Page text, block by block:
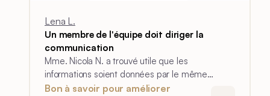
Lena L.
Un membre de l'équipe doit diriger la
communication
Mme. Nicola N. a trouvé utile que les
informations soient données par le même
membre de l'équipe et partagées avec son fils.
Bon à savoir pour améliorer